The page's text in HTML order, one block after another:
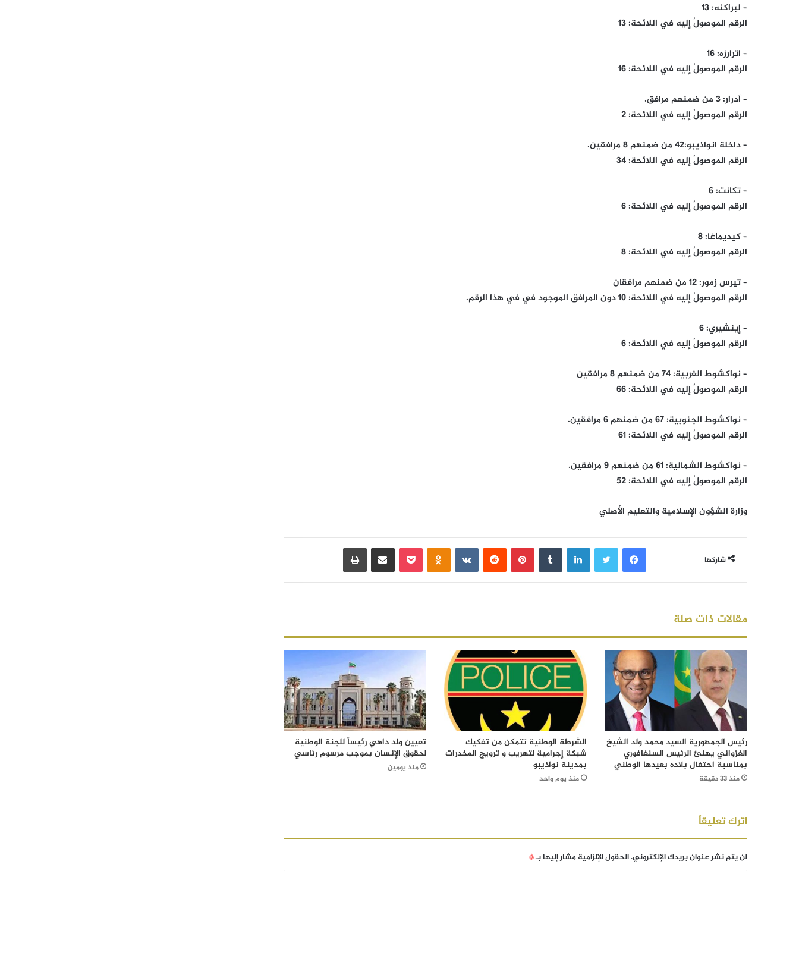
– لبراكنه: 13
الرقم الموصولُ إليه في اللائحة: 13
– اترارزه: 16
الرقم الموصولُ إليه في اللائحة: 16
– آدرار: 3 من ضمنهم مرافق.
الرقم الموصولُ إليه في اللائحة: 2
– داخلة انواذيبو:42 من ضمنهم 8 مرافقين.
الرقم الموصولُ إليه في اللائحة: 34
– تكانت: 6
الرقم الموصولُ إليه في اللائحة: 6
– كيديماغا: 8
الرقم الموصولُ إليه في اللائحة: 8
– تيرس زمور: 12 من ضمنهم مرافقان
الرقم الموصولُ إليه في اللائحة: 10 دون المرافق الموجود في في هذا الرقم.
– إينشيري: 6
الرقم الموصولُ إليه في اللائحة: 6
– نواكشوط الغربية: 74 من ضمنهم 8 مرافقين
الرقم الموصولُ إليه في اللائحة: 66
– نواكشوط الجنوبية: 67 من ضمنهم 6 مرافقين.
الرقم الموصولُ إليه في اللائحة: 61
– نواكشوط الشمالية: 61 من ضمنهم 9 مرافقين.
الرقم الموصولُ إليه في اللائحة: 52
وزارة الشؤون الإسلامية والتعليم الأصلي
شاركها
فيسبوك لينكدإن بينتيريست بوكيت مشاركة عبر البريد
مقالات ذات صلة
رئيس الجمهورية السيد محمد ولد الشيخ
الغزواني يهنئ الرئيس السنغافوري
بمناسبة احتفال بلاده بعيدها الوطني
منذ 33 دقيقة
الشرطة الوطنية تتمكن من تفكيك
شبكة إجرامية لتهريب و ترويج المخدرات
بمدينة نواذيبو
منذ يوم واحد
تعيين ولد داهي رئيساً للجنة الوطنية
لحقوق الإنسان بموجب مرسوم رئاسي
منذ يومين
اترك تعليقاً
لن يتم نشر عنوان بريدك الإلكتروني.الحقول الإلزامية مشار إليها بـ*